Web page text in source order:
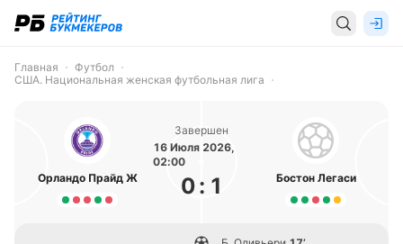
Главная
Футбол
США. Национальная женская футбольная лига
Орландо Прайд Ж
Завершен
16 Июля 2026,
02:00
0: 1 Бостон Легаси